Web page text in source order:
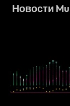
Новости